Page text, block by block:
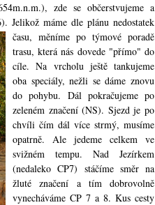
zde se občerstvujeme a
Jelikož máme dle plánu nedostatek
času, měníme po týmové poradě
trasu, která nás dovede "přímo" do
cíle. Na vrcholu ještě tankujeme
oba speciály, nežli se dáme znovu
do pohybu. Dál pokračujeme po
zeleném značení (NS). Sjezd je po
chvíli čím dál více strmý, musíme
opatrně. Ale jedeme celkem ve
svižném tempu. Nad Jezírkem
(nedaleko CP7) stáčíme směr na
žluté značení a tím dobrovolně
vynecháváme CP 7 a 8. Kus cesty